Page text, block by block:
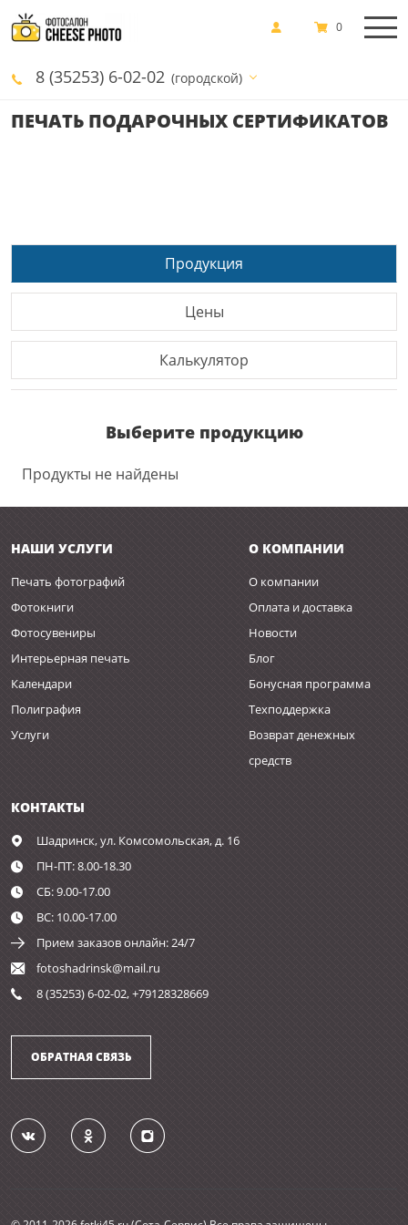
8 (35253) 6-02-02 (городской)
0
ПЕЧАТЬ ПОДАРОЧНЫХ СЕРТИФИКАТОВ
Продукция
Цены
Калькулятор
Выберите продукцию
Продукты не найдены
НАШИ УСЛУГИ
Печать фотографий
Фотокниги
Фотосувениры
Интерьерная печать
Календари
Полиграфия
Услуги
О КОМПАНИИ
О компании
Оплата и доставка
Новости
Блог
Бонусная программа
Техподдержка
Возврат денежных
средств
КОНТАКТЫ
Шадринск,ул. Комсомольская, д. 16
ПН-ПТ: 8.00-18.30
СБ: 9.00-17.00
ВС: 10.00-17.00
Прием заказов онлайн: 24/7
fotoshadrinsk@mail.ru
8 (35253) 6-02-02, +79128328669
ОБРАТНАЯ СВЯЗЬ